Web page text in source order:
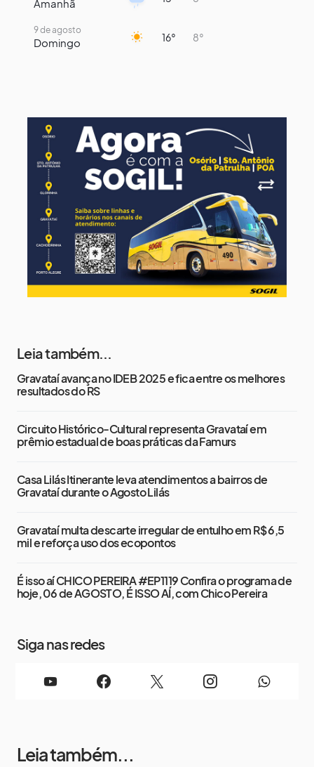
Amanhã
9 de agosto
Domingo 16° 8°
Terça-Feira 14° 8°
12 de agosto
Quarta-Feira 13° 11°
13 de agosto
Quinta-Feira 19° 13°
Leia também...
Gravataí avança no IDEB 2025 e fica entre os melhores
resultados do RS
Circuito Histórico-Cultural representa Gravataí em
prêmio estadual de boas práticas da Famurs
Casa Lilás Itinerante leva atendimentos a bairros de
Gravataí durante o Agosto Lilás
Gravataí multa descarte irregular de entulho em R$ 6,5
mil e reforça uso dos ecopontos
É isso aí CHICO PEREIRA #EP1119 Confira o programa de
hoje, 06 de AGOSTO, É ISSO AÍ, com Chico Pereira
Siga nas redes
Leia também...